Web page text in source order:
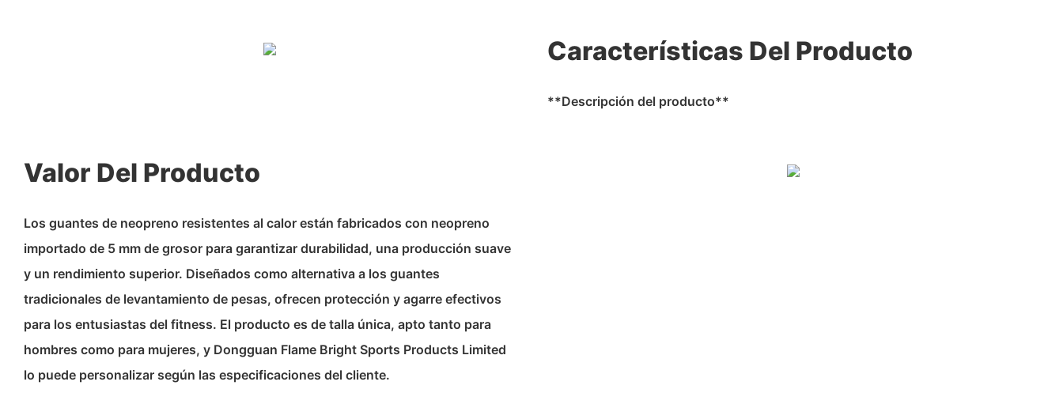
Características Del Producto
**Descripción del producto**
Valor Del Producto
Los guantes de neopreno resistentes al calor están fabricados con neopreno
importado de 5 mm de grosor para garantizar durabilidad, una producción suave
y un rendimiento superior. Diseñados como alternativa a los guantes
tradicionales de levantamiento de pesas, ofrecen protección y agarre efectivos
para los entusiastas del fitness. El producto es de talla única, apto tanto para
hombres como para mujeres, y Dongguan Flame Bright Sports Products Limited
lo puede personalizar según las especificaciones del cliente.